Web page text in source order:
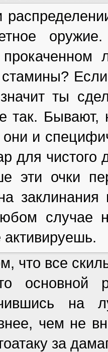
ты
так. Бывают,
они и
для чистого
эти очки
случае
активируешь.
что все
основной
на
чем не
за